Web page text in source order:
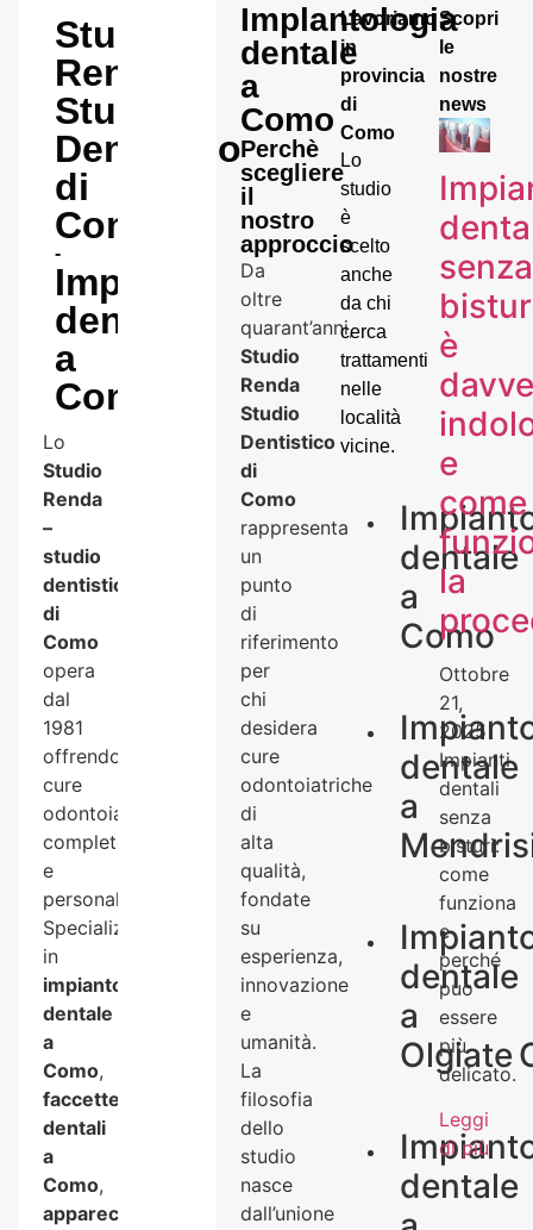
Studio
Renda
Studio
Dentistico
di
Como
-
Impianto
dentale
a
Como
Lo
Studio
Renda
–
studio
dentistico
di
Como
opera
dal
1981
offrendo
cure
odontoiatriche
complete
e
personalizzate.
Specializzato
in
impianto
dentale
a
Como,
faccette
dentali
a
Como,
apparecchio
Implantologia
dentale
a
Como
Perchè
scegliere
il
nostro
approccio
Da
oltre
quarant’anni,
Studio
Renda
Studio
Dentistico
di
Como
rappresenta
un
punto
di
riferimento
per
chi
desidera
cure
odontoiatriche
di
alta
qualità,
fondate
su
esperienza,
innovazione
e
umanità.
La
filosofia
dello
studio
nasce
dall’unione
Lavoriamo
in
provincia
di
Como
Lo
studio
è
scelto
anche
da chi
cerca
trattamenti
nelle
località
vicine.
dentale
a
Como
dentale
a
dentale
a
Olgiate
dentale
Scopri
le
nostre
news
senza
è
e
come
la
Ottobre
21,
2025
Impianti
dentali
senza
bisturi:
come
funziona
e
perché
può
essere
più
delicato.
Leggi
di più